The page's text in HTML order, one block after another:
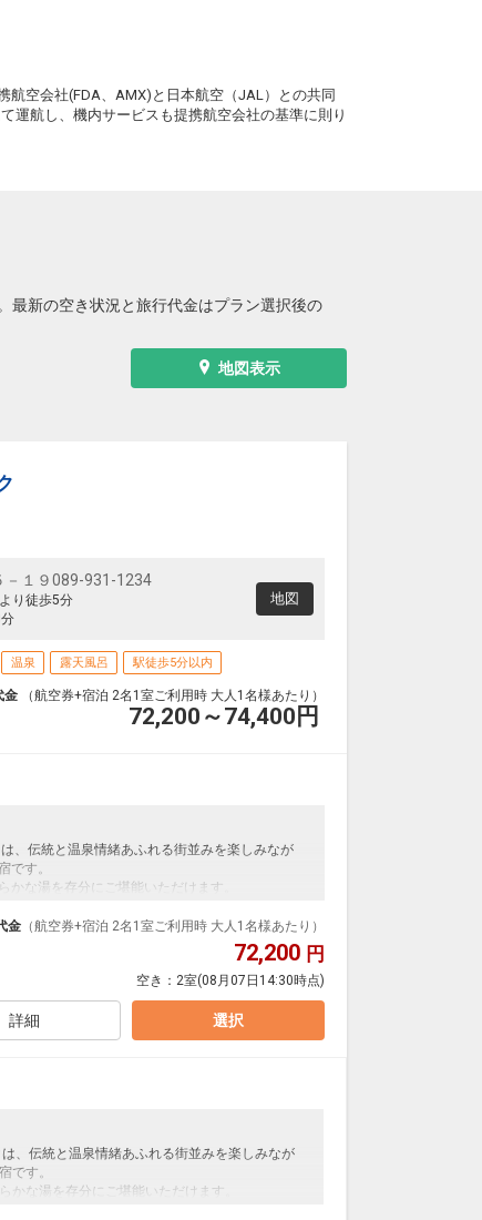
航空会社(FDA、AMX)と日本航空（JAL）との共同
運航し、機内サービスも提携航空会社の基準に則り
最新の空き状況と旅行代金はプラン選択後の
地図表示
－１９089-931-1234
り徒歩5分
地図
温泉 露天風呂 駅徒歩5分以内
金 （航空券+宿泊 2名1室ご利用時 大人1名様あたり）
72,200～74,400 円
、伝統と温泉情緒あふれる街並みを楽しみなが
です。
な湯を存分にご堪能いただけます。
どうぞごゆっくりとおくつろぎください。
必要となります。（現地払い）
金 （航空券+宿泊 2名1室ご利用時 大人1名様あたり）
72,200 円
空き： 2室(08月07日14:30時点)
詳細 選択
、伝統と温泉情緒あふれる街並みを楽しみなが
です。
かな湯を存分にご堪能いただけます。